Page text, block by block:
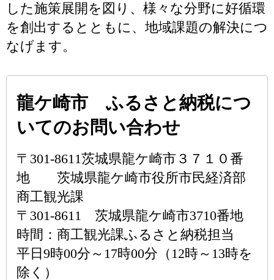
した施策展開を図り、様々な分野に好循環
を創出するとともに、地域課題の解決につ
なげます。
龍ケ崎市 ふるさと納税につ
いてのお問い合わせ
〒301-8611茨城県龍ケ崎市３７１０番
地 茨城県龍ケ崎市役所市民経済部
商工観光課
〒301-8611 茨城県龍ケ崎市3710番地
時間：商工観光課ふるさと納税担当
平日9時00分～17時00分（12時～13時を
除く）